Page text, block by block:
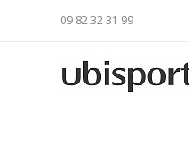
09 82 32 31 99